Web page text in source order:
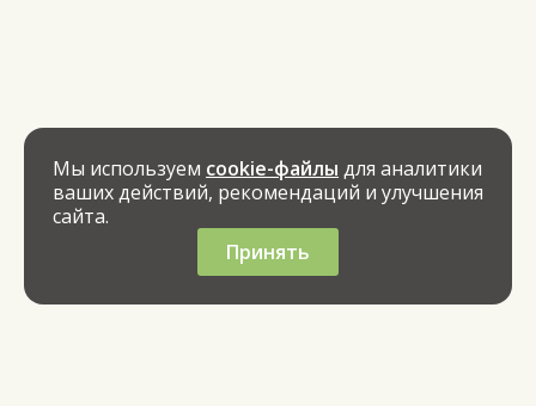
Мы используем cookie-файлы для аналитики
ваших действий, рекомендаций и улучшения
сайта.
Принять